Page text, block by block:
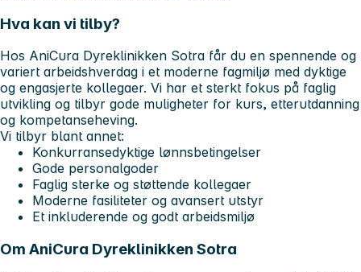
Hva kan vi tilby?
Hos AniCura Dyreklinikken Sotra får du en spennende og
variert arbeidshverdag i et moderne fagmiljø med dyktige
og engasjerte kollegaer. Vi har et sterkt fokus på faglig
utvikling og tilbyr gode muligheter for kurs, etterutdanning
og kompetanseheving.
Vi tilbyr blant annet:
Konkurransedyktige lønnsbetingelser
Gode personalgoder
Faglig sterke og støttende kollegaer
Moderne fasiliteter og avansert utstyr
Et inkluderende og godt arbeidsmiljø
Om AniCura Dyreklinikken Sotra